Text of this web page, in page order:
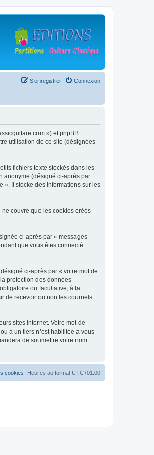
Connexion
S’enregistrer
») et phpBB
utilisation de ce site (désignées
fichiers texte stockés dans les
anonyme (désigné ci-après par
». Il stocke des informations sur les
couvre que les cookies créés
ci-après par « messages
que vous êtes connecté
ci-après par « votre mot de
protection des données
ou facultative, à la
de recevoir ou non les courriels
sites Internet. Votre mot de
à un tiers n’est habilitée à vous
de soumettre votre nom
Heures au format UTC+01:00
cookies